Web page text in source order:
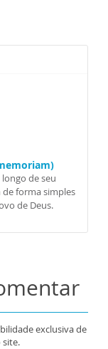
de seu
forma simples
de Deus.
exclusiva de
site.